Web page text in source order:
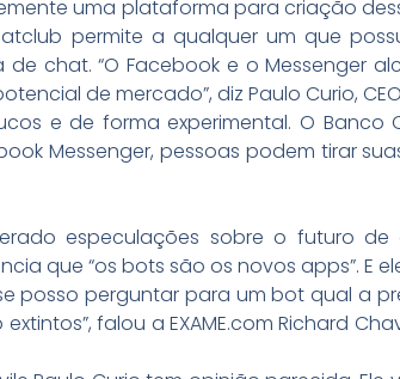
uma plataforma para criação
permite a qualquer um que
chat. “O Facebook e o Messenger
de mercado”, diz Paulo Curio,
e de forma experimental. O
Messenger, pessoas podem tirar
especulações sobre o futuro de
que “os bots são os novos apps”. E
posso perguntar para um bot qual a
falou a EXAME.com Richard